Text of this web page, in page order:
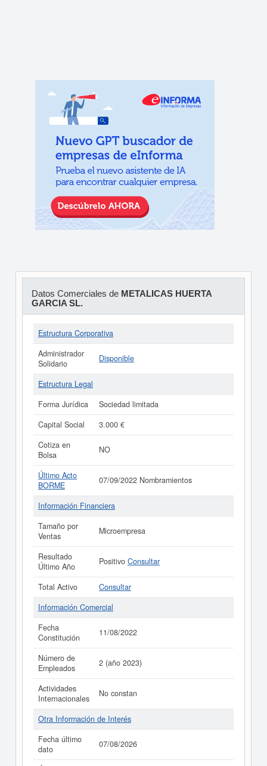
Datos Comerciales de METALICAS HUERTA
GARCIA SL.
Estructura Corporativa
Administrador
Solidario
Disponible
Estructura Legal
Forma Jurídica
Sociedad limitada
Capital Social
3.000 €
Cotiza en
Bolsa
NO
Último Acto
BORME
07/09/2022 Nombramientos
Información Financiera
Tamaño por
Ventas
Microempresa
Resultado
Último Año
Positivo Consultar
Total Activo
Consultar
Información Comercial
Fecha
Constitución
11/08/2022
Número de
Empleados
2 (año 2023)
Actividades
Internacionales
No constan
Otra Información de Interés
Fecha último
dato
07/08/2026